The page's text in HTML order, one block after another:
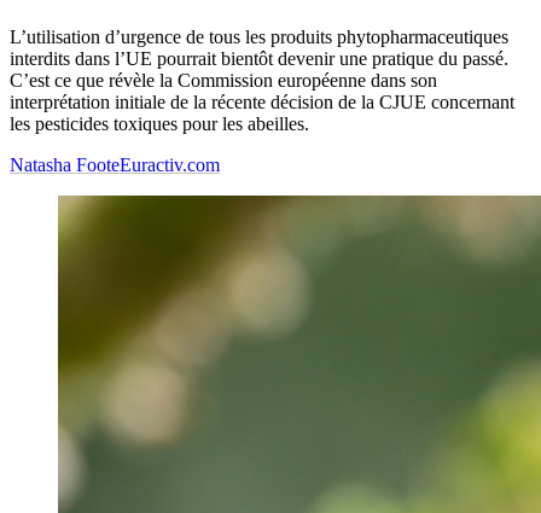
L’utilisation d’urgence de tous les produits phytopharmaceutiques
interdits dans l’UE pourrait bientôt devenir une pratique du passé.
C’est ce que révèle la Commission européenne dans son
interprétation initiale de la récente décision de la CJUE concernant
les pesticides toxiques pour les abeilles.
Natasha FooteEuractiv.com